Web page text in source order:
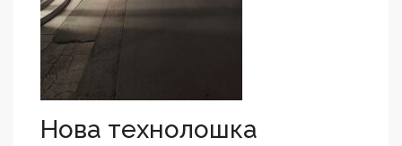
Нова технолошка